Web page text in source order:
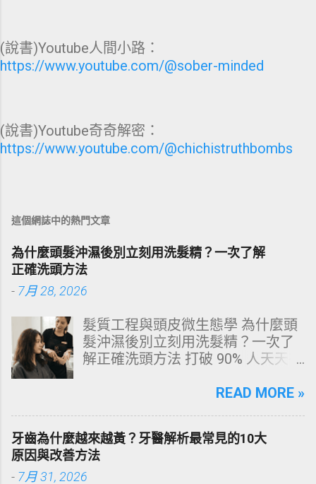
(說書)Youtube人間小路：
https://www.youtube.com/@sober-minded
(說書)Youtube奇奇解密：
https://www.youtube.com/@chichistruthbombs
這個網誌中的熱門文章
為什麼頭髮沖濕後別立刻用洗髮精？一次了解
正確洗頭方法
- 7月 28, 2026
髮質工程與頭皮微生態學 為什麼頭
髮沖濕後別立刻用洗髮精？一次了
解正確洗頭方法 打破 90% 人天天在
構化思維，拆解頭皮清潔的物理與
天天洗頭，頭皮卻依然半天就出
油、發癢，甚至掉髮嚴重？ 絕大多
數人的頭皮問題，並不是洗髮精買
READ MORE »
牙齒為什麼越來越黃？牙醫解析最常見的10大
原因與改善方法
- 7月 31, 2026